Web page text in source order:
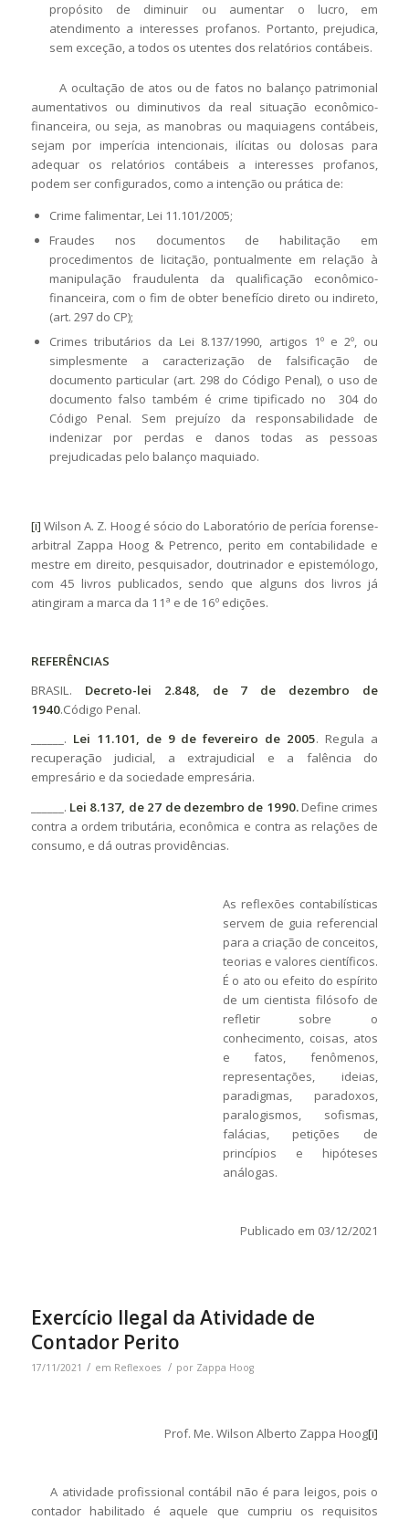
propósito de diminuir ou aumentar o lucro, em
atendimento a interesses profanos. Portanto, prejudica,
sem exceção, a todos os utentes dos relatórios contábeis.
A ocultação de atos ou de fatos no balanço patrimonial
aumentativos ou diminutivos da real situação econômico-
financeira, ou seja, as manobras ou maquiagens contábeis,
sejam por imperícia intencionais, ilícitas ou dolosas para
adequar os relatórios contábeis a interesses profanos,
podem ser configurados, como a intenção ou prática de:
Crime falimentar, Lei 11.101/2005;
Fraudes nos documentos de habilitação em
procedimentos de licitação, pontualmente em relação à
manipulação fraudulenta da qualificação econômico-
financeira, com o fim de obter benefício direto ou indireto,
(art. 297 do CP);
Crimes tributários da Lei 8.137/1990, artigos 1º e 2º, ou
simplesmente a caracterização de falsificação de
documento particular (art. 298 do Código Penal), o uso de
documento falso também é crime tipificado no 304 do
Código Penal. Sem prejuízo da responsabilidade de
indenizar por perdas e danos todas as pessoas
prejudicadas pelo balanço maquiado.
[i] Wilson A. Z. Hoog é sócio do Laboratório de perícia forense-
arbitral Zappa Hoog & Petrenco, perito em contabilidade e
mestre em direito, pesquisador, doutrinador e epistemólogo,
com 45 livros publicados, sendo que alguns dos livros já
atingiram a marca da 11ª e de 16º edições.
REFERÊNCIAS
BRASIL. Decreto-lei 2.848, de 7 de dezembro de
1940.Código Penal.
______. Lei 11.101, de 9 de fevereiro de 2005. Regula a
recuperação judicial, a extrajudicial e a falência do
empresário e da sociedade empresária.
______. Lei 8.137, de 27 de dezembro de 1990.Define crimes
contra a ordem tributária, econômica e contra as relações de
consumo, e dá outras providências.
As reflexões contabilísticas
servem de guia referencial
para a criação de conceitos,
teorias e valores científicos.
É o ato ou efeito do espírito
de um cientista filósofo de
refletir sobre o
conhecimento, coisas, atos
e fatos, fenômenos,
representações, ideias,
paradigmas, paradoxos,
paralogismos, sofismas,
falácias, petições de
princípios e hipóteses
análogas.
Publicado em 03/12/2021
Exercício Ilegal da Atividade de
Contador Perito
17/11/2021 / em Reflexoes / por Zappa Hoog
Prof. Me. Wilson Alberto Zappa Hoog[i]
A atividade profissional contábil não é para leigos, pois o
contador habilitado é aquele que cumpriu os requisitos